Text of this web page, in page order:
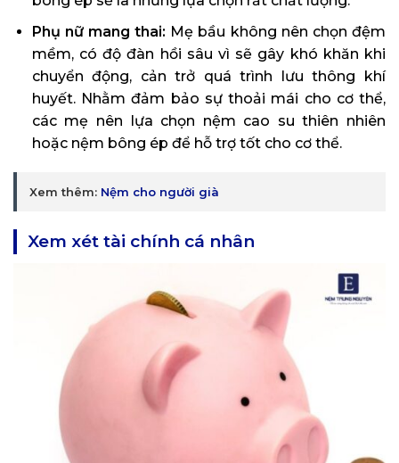
Phụ nữ mang thai: Mẹ bầu không nên chọn đệm
mềm, có độ đàn hồi sâu vì sẽ gây khó khăn khi
chuyển động, cản trở quá trình lưu thông khí
huyết. Nhằm đảm bảo sự thoải mái cho cơ thể,
các mẹ nên lựa chọn nệm cao su thiên nhiên
hoặc nệm bông ép để hỗ trợ tốt cho cơ thể.
Xem thêm: Nệm cho người già
Xem xét tài chính cá nhân